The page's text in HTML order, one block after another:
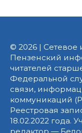
© 2026 | Сетевое
Пензенский
читателей
Федеральной
связи,
коммуникаций
Реестровая
18.02.2022 года.